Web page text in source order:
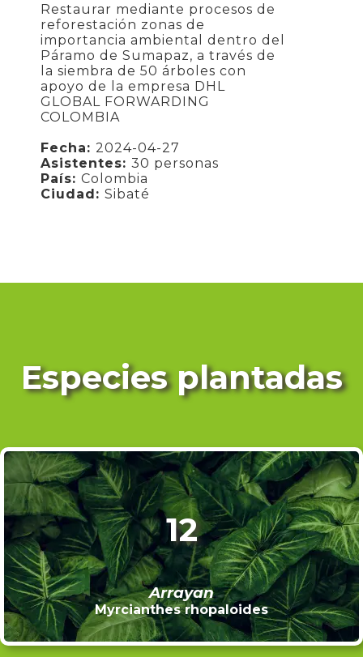
Restaurar mediante procesos de
reforestación zonas de
importancia ambiental dentro del
Páramo de Sumapaz, a través de
la siembra de 50 árboles con
apoyo de la empresa DHL
GLOBAL FORWARDING
COLOMBIA
Fecha:2024-04-27
Asistentes:30 personas
País:Colombia
Ciudad:Sibaté
Especies plantadas
12
Arrayan
Myrcianthes rhopaloides